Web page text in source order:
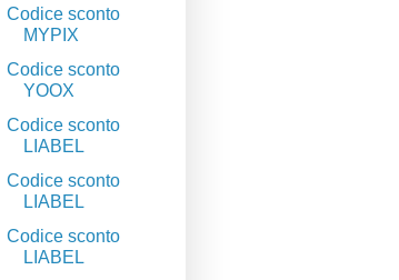
Codice sconto
MYPIX
Codice sconto
YOOX
Codice sconto
LIABEL
Codice sconto
LIABEL
Codice sconto
LIABEL